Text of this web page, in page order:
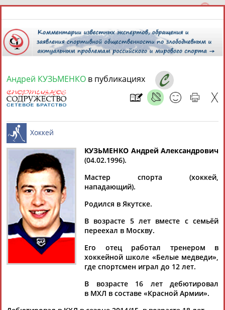
8 августа 2026 года,
СПОРТСМЕНЫ, ТРЕНЕРЫ И СПЕЦИАЛИСТЫ
Найдено: 13181персон Расширенный поиск
Аслаудин
АБАЕВ
Елена
АБАИМОВА
Мария
АБАКУМОВА
АБАЛАКИНА
Тамилла
АБАСОВА
Рамазан
АБАЧАРАЕВ
Ростом
АБАШИДЗЕ
Андрей КУЗЬМЕНКО в публикациях
Хоккей
КУЗЬМЕНКО Андрей Александрович
(04.02.1996).
Мастер спорта (хоккей,
нападающий).
Родился в Якутске.
В возрасте 5 лет вместе с семьёй
переехал в Москву.
Его отец работал тренером в
хоккейной школе «Белые медведи»,
где спортсмен играл до 12 лет.
В возрасте 16 лет дебютировал
в МХЛ в составе «Красной Армии».